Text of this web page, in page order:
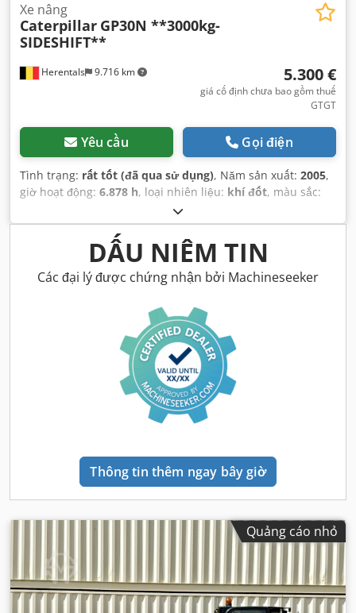
Herentals 9.716 km
Xe nâng
Caterpillar GP30N **3000kg-
SIDESHIFT**
5.300 €
giá cố định chưa bao gồm thuế
GTGT
Yêu cầu Gọi điện
Tình trạng: rất tốt (đã qua sử dụng), Năm sản xuất: 2005,
giờ hoạt động: 6.878 h, loại nhiên liệu: khí đốt, màu sắc:
DẤU NIÊM TIN
Các đại lý được chứng nhận bởi Machineseeker
Thông tin thêm ngay bây giờ
Quảng cáo nhỏ